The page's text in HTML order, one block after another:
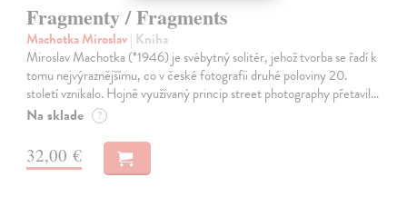
Fragmenty / Fragments
Machotka Miroslav| Kniha
Miroslav Machotka (*1946) je svébytný solitér, jehož tvorba se řadí k
tomu nejvýraznějšímu, co v české fotografii druhé poloviny 20.
století vznikalo. Hojně využívaný princip street photography přetavil…
Na sklade ?
32,00 €